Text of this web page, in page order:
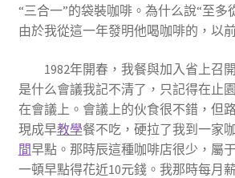
“三合一”的袋裝咖啡。為什么說“至多
由於我從這一年發明他喝咖啡的，以
1982年開春，我餐與加入省上召
是什么會議我記不清了，只記得在止
在會議上。會議上的伙食很不錯，但
現成早教學餐不吃，硬拉了我到一家
間早點。那時辰這種咖啡店很少，屬
一頓早點得花近10元錢。我那時每月